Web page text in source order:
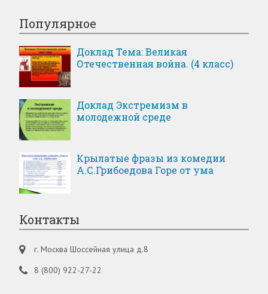
Популярное
Доклад Тема: Великая
Отечественная война. (4 класс)
Доклад Экстремизм в
молодежной среде
Крылатые фразы из комедии
А.С.Грибоедова Горе от ума
Контакты
г. Москва Шоссейная улица д.8
8 (800) 922-27-22